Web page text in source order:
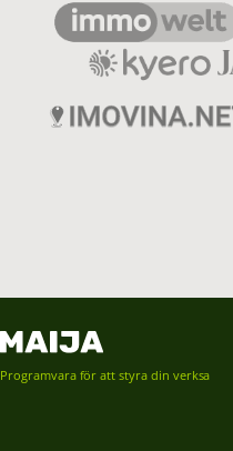
Programvara för att styra din verksamhet